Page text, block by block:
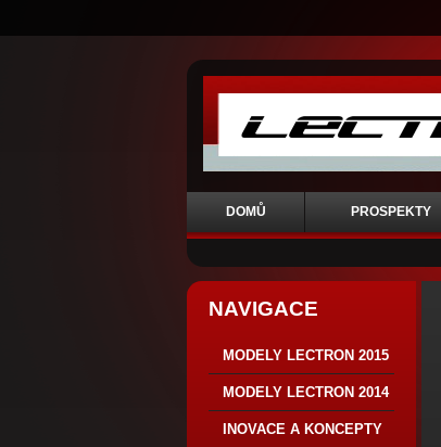
DOMŮ PROSPEKTY
NAVIGACE
MODELY LECTRON 2015
MODELY LECTRON 2014
INOVACE A KONCEPTY